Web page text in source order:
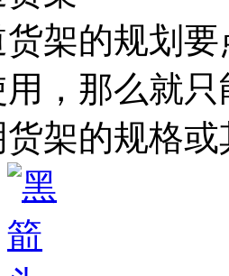
架的规划
，那么就
架的规格